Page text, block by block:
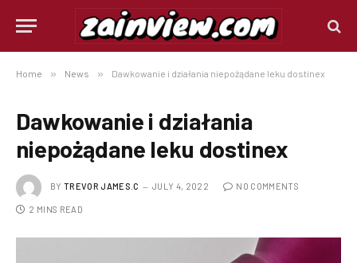
Home » News » Dawkowanie i działania niepożądane leku dostinex
Dawkowanie i działania
niepożądane leku dostinex
BY TREVOR JAMES.C JULY 4, 2022 NO COMMENTS
2 MINS READ